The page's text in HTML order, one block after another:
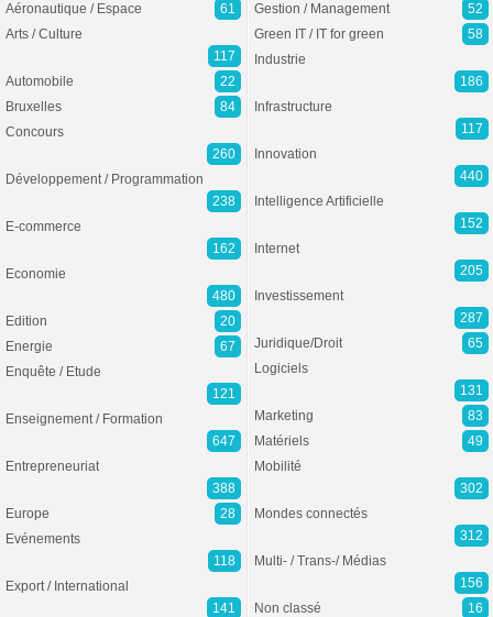
Aéronautique / Espace
61
Arts / Culture
117
Automobile
22
Bruxelles
84
Concours
260
Développement / Programmation
238
E-commerce
162
Economie
480
Edition
20
Energie
67
Enquête / Etude
121
Enseignement / Formation
647
Entrepreneuriat
388
Europe
28
Evénements
118
Export / International
141
Gestion / Management
52
Green IT / IT for green
58
Industrie
186
Infrastructure
117
Innovation
440
Intelligence Artificielle
152
Internet
205
Investissement
287
Juridique/Droit
65
Logiciels
131
Marketing
83
Matériels
49
Mobilité
302
Mondes connectés
312
Multi- / Trans-/ Médias
156
Non classé
16